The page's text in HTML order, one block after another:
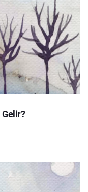
Gelir?